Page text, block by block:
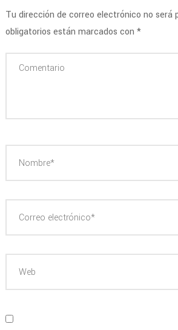
Tu dirección de correo electrónico no será
obligatorios están marcados con *